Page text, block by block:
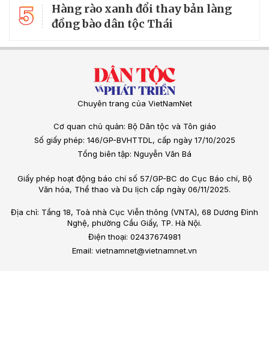
5
Hàng rào xanh đổi thay bản làng
đồng bào dân tộc Thái
Chuyên trang của VietNamNet
Cơ quan chủ quản: Bộ Dân tộc và Tôn giáo
Số giấy phép: 146/GP-BVHTTDL, cấp ngày 17/10/2025
Tổng biên tập: Nguyễn Văn Bá
Giấy phép hoạt động báo chí số 57/GP-BC do Cục Báo chí, Bộ
Văn hóa, Thể thao và Du lịch cấp ngày 06/11/2025.
Địa chỉ: Tầng 18, Toà nhà Cục Viễn thông (VNTA), 68 Dương Đình
Nghệ, phường Cầu Giấy, TP. Hà Nội.
Điện thoại: 02437674981
Email: vietnamnet@vietnamnet.vn